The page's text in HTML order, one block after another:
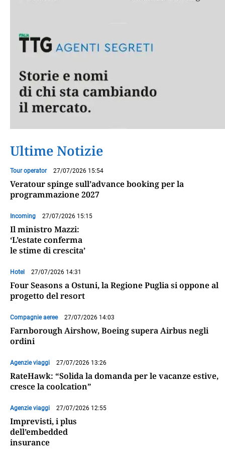
Ultime Notizie
Tour operator 27/07/2026 15:54
Veratour spinge sull’advance booking per la
programmazione 2027
Incoming 27/07/2026 15:15
Il ministro Mazzi:
‘L’estate conferma
le stime di crescita’
Hotel 27/07/2026 14:31
Four Seasons a Ostuni, la Regione Puglia si oppone al
progetto del resort
Compagnie aeree 27/07/2026 14:03
Farnborough Airshow, Boeing supera Airbus negli
ordini
Agenzie viaggi 27/07/2026 13:26
RateHawk: “Solida la domanda per le vacanze estive,
cresce la coolcation”
Agenzie viaggi 27/07/2026 12:55
Imprevisti, i plus
dell’embedded
insurance